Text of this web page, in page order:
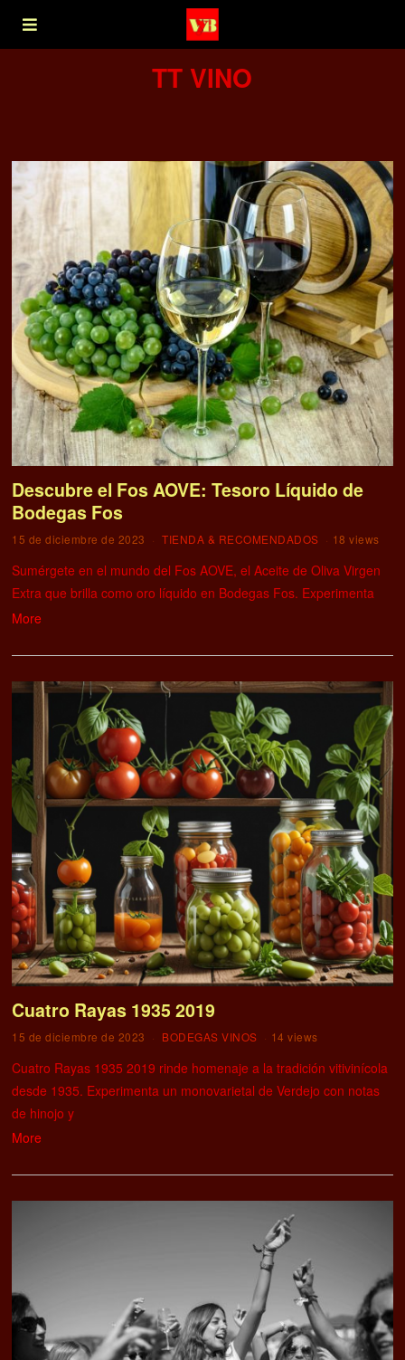
TT VINO
Descubre el Fos AOVE: Tesoro Líquido de
Bodegas Fos
15 de diciembre de 2023 TIENDA & RECOMENDADOS 18 views
Sumérgete en el mundo del Fos AOVE, el Aceite de Oliva Virgen
Extra que brilla como oro líquido en Bodegas Fos. Experimenta
More
Cuatro Rayas 1935 2019
15 de diciembre de 2023 BODEGAS VINOS 14 views
Cuatro Rayas 1935 2019 rinde homenaje a la tradición vitivinícola
desde 1935. Experimenta un monovarietal de Verdejo con notas
de hinojo y
More